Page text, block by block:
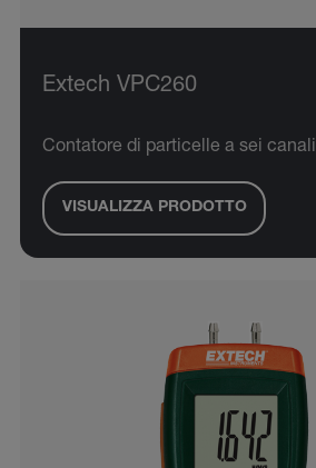
Extech VPC260
Contatore di particelle a sei canali
VISUALIZZA PRODOTTO